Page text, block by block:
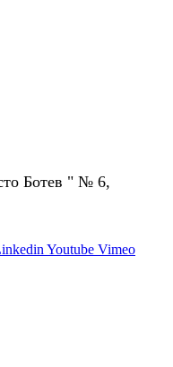
Ботев " № 6,
Youtube Vimeo